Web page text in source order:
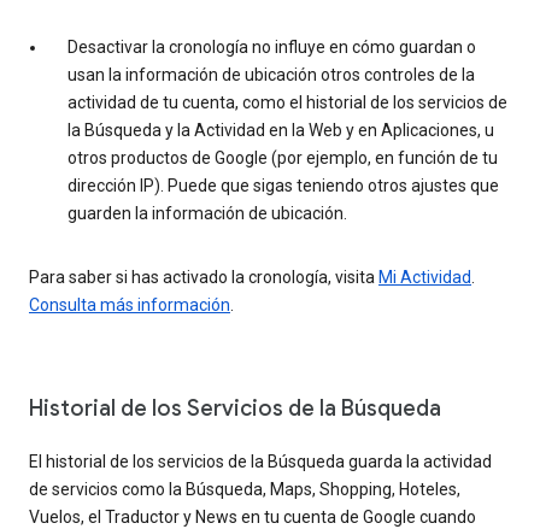
Desactivar la cronología no influye en cómo guardan o
usan la información de ubicación otros controles de la
actividad de tu cuenta, como el historial de los servicios de
la Búsqueda y la Actividad en la Web y en Aplicaciones, u
otros productos de Google (por ejemplo, en función de tu
dirección IP). Puede que sigas teniendo otros ajustes que
guarden la información de ubicación.
Para saber si has activado la cronología, visita Mi Actividad.
Consulta más información.
Historial de los Servicios de la Búsqueda
El historial de los servicios de la Búsqueda guarda la actividad
de servicios como la Búsqueda, Maps, Shopping, Hoteles,
Vuelos, el Traductor y News en tu cuenta de Google cuando